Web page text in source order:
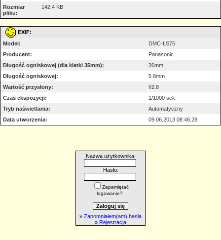
Rozmiar
pliku:
142.4 KB
EXIF:
Model:
DMC-LS75
Producent:
Panasonic
Długość ogniskowej (dla klatki 35mm):
36mm
Długość ogniskowej:
5.8mm
Wartość przysłony:
f/2.8
Czas ekspozycji:
1/1000 sek.
Tryb naświetlania:
Automatyczny
Data utworzenia:
09.06.2013 08:46:28
Nazwa użytkownika:
Hasło:
Zapamiętać
logowanie?
» Zapomniałem(am) hasła
» Rejestracja